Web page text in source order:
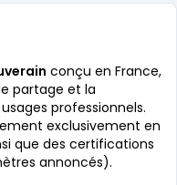
conçu en France,
partage et la
professionnels.
exclusivement en
que des certifications
annoncés).